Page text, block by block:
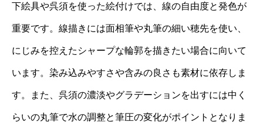
下絵具や呉須を使った絵付けでは、線の自由度と発色が
重要です。線描きには面相筆や丸筆の細い穂先を使い、
にじみを控えたシャープな輪郭を描きたい場合に向いて
います。染み込みやすさや含みの良さも素材に依存しま
す。また、呉須の濃淡やグラデーションを出すには中く
らいの丸筆で水の調整と筆圧の変化がポイントとなりま